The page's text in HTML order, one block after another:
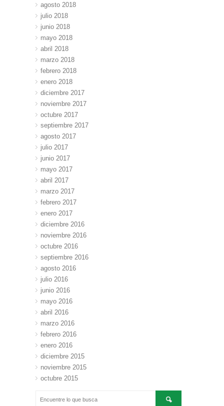
agosto 2018
julio 2018
junio 2018
mayo 2018
abril 2018
marzo 2018
febrero 2018
enero 2018
diciembre 2017
noviembre 2017
octubre 2017
septiembre 2017
agosto 2017
julio 2017
junio 2017
mayo 2017
abril 2017
marzo 2017
febrero 2017
enero 2017
diciembre 2016
noviembre 2016
octubre 2016
septiembre 2016
agosto 2016
julio 2016
junio 2016
mayo 2016
abril 2016
marzo 2016
febrero 2016
enero 2016
diciembre 2015
noviembre 2015
octubre 2015